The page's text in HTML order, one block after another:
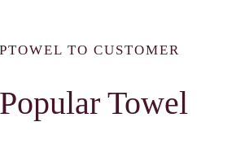
TO CUSTOMER
Towel